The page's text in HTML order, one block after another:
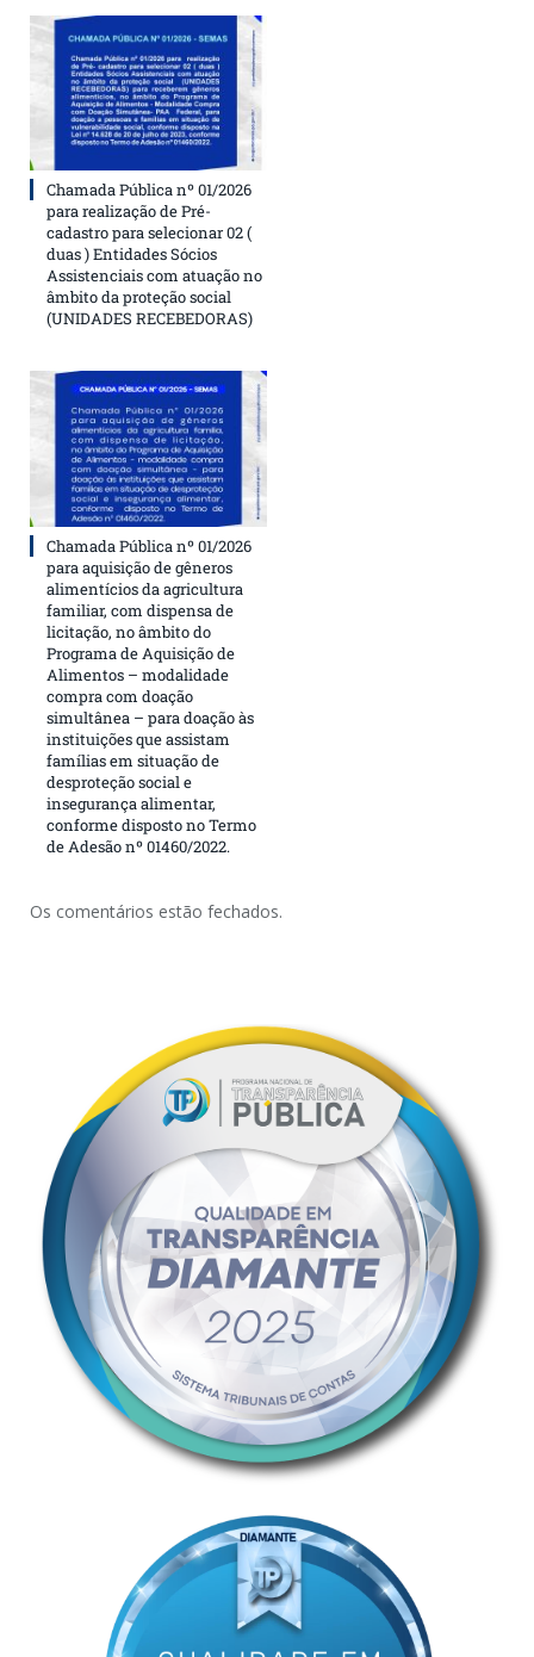
Chamada Pública nº 01/2026
para realização de Pré-
cadastro para selecionar 02 (
duas ) Entidades Sócios
Assistenciais com atuação no
âmbito da proteção social
(UNIDADES RECEBEDORAS)
Chamada Pública nº 01/2026
para aquisição de gêneros
alimentícios da agricultura
familiar, com dispensa de
licitação, no âmbito do
Programa de Aquisição de
Alimentos – modalidade
compra com doação
simultânea – para doação às
instituições que assistam
famílias em situação de
desproteção social e
insegurança alimentar,
conforme disposto no Termo
de Adesão nº 01460/2022.
Os comentários estão fechados.